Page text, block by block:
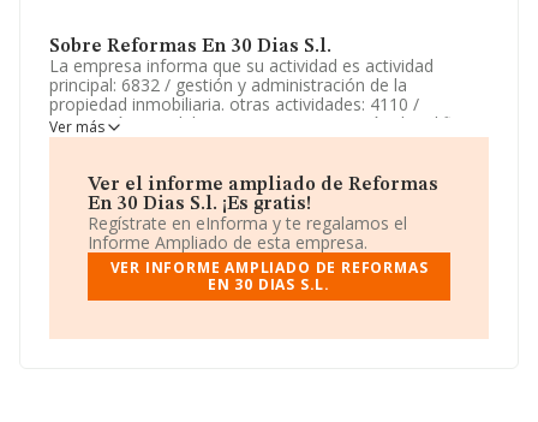
Sobre Reformas En 30 Dias S.l.
La empresa informa que su actividad es actividad
principal: 6832 / gestión y administración de la
propiedad inmobiliaria. otras actividades: 4110 /
promoción inmobiliaria. 4121 / construcción de edificios
residenciales. La empresa está registrada como
corresponde a 'Gestión y administración de la propiedad
inmobiliaria', cuyo Código es 6832. La sociedad no tiene
actividad en mercados exteriores.
La compañíaReformas En 30 Dias S.L, con CIF
B72954662, está situada en Ronda Roca Blanca núm.
85 P. 2 Pta. 1, (08303), Mataró, Barcelona, Cataluña.
En base a la información de la que dispone INFORMA
Ver más
Ver el informe ampliado de Reformas
En 30 Dias S.l. ¡Es gratis!
Regístrate en eInforma y te regalamos el
Informe Ampliado de esta empresa.
VER INFORME AMPLIADO DE REFORMAS
EN 30 DIAS S.L.